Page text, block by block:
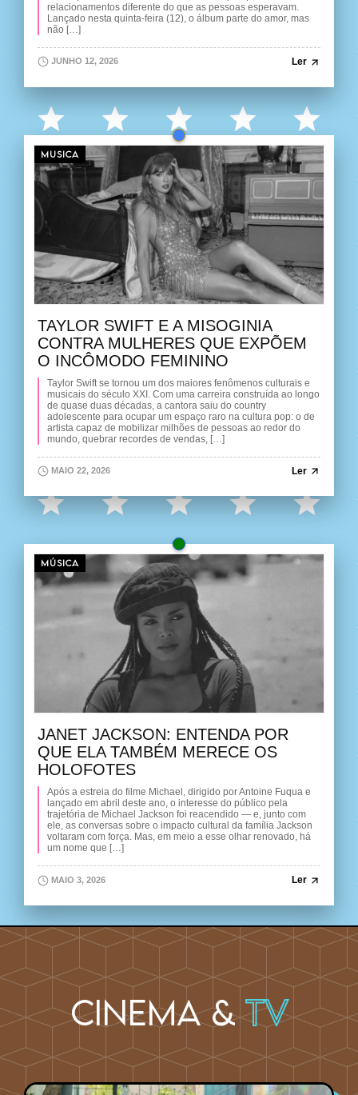
relacionamentos diferente do que as pessoas esperavam.
Lançado nesta quinta-feira (12), o álbum parte do amor, mas
não […]
JUNHO 12, 2026 Ler
MUSICA
TAYLOR SWIFT E A MISOGINIA
CONTRA MULHERES QUE EXPÕEM
O INCÔMODO FEMININO
Taylor Swift se tornou um dos maiores fenômenos culturais e
musicais do século XXI. Com uma carreira construída ao longo
de quase duas décadas, a cantora saiu do country
adolescente para ocupar um espaço raro na cultura pop: o de
artista capaz de mobilizar milhões de pessoas ao redor do
mundo, quebrar recordes de vendas, […]
MAIO 22, 2026 Ler
MÚSICA
JANET JACKSON: ENTENDA POR
QUE ELA TAMBÉM MERECE OS
HOLOFOTES
Após a estreia do filme Michael, dirigido por Antoine Fuqua e
lançado em abril deste ano, o interesse do público pela
trajetória de Michael Jackson foi reacendido — e, junto com
ele, as conversas sobre o impacto cultural da família Jackson
voltaram com força. Mas, em meio a esse olhar renovado, há
um nome que […]
MAIO 3, 2026 Ler
Cinema &TV